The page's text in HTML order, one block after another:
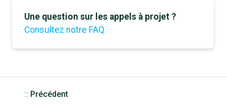
Une question sur les appels à projet ?
Consultez notre FAQ
:: Précédent